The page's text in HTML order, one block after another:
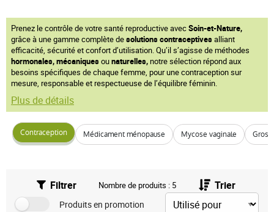
Prenez le contrôle de votre santé reproductive avecSoin-et-Nature,
grâce à une gamme complète desolutions contraceptivesalliant
efficacité, sécurité et confort d’utilisation. Qu’il s’agisse de méthodes
hormonales, mécaniquesounaturelles,notre sélection répond aux
besoins spécifiques de chaque femme, pour une contraception sur
mesure, responsable et respectueuse de l’équilibre féminin.
Plus de détails
Contraception Médicament ménopause Mycose vaginale
Filtrer Nombre de produits : 5 Trier
Produits en promotion